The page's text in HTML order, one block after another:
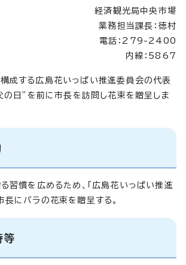
経済観光局中央市場
業務担当課長：徳村
電話：279-2400
内線：5867
成する広島花いっぱい推進委員会の代表
日”を前に市長を訪問し花束を贈呈しま
る習慣を広めるため、「広島花いっぱい推進
長にバラの花束を贈呈する。